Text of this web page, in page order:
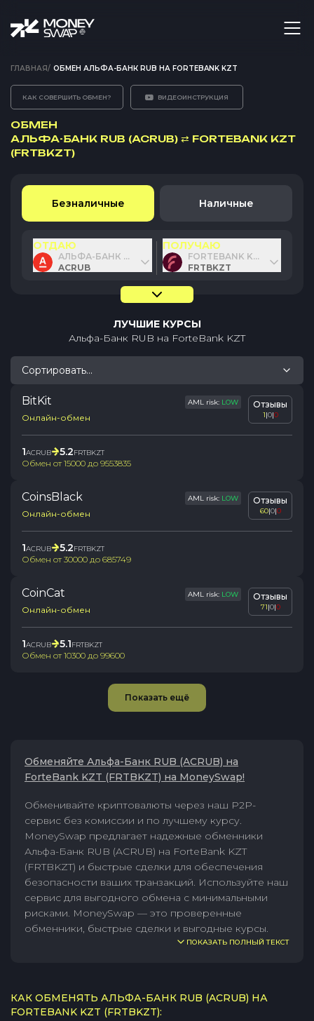
ГЛАВНАЯ/ ОБМЕН АЛЬФА-БАНК RUB НА FORTEBANK KZT
КАК СОВЕРШИТЬ ОБМЕН? ВИДЕОИНСТРУКЦИЯ
ОБМЕН
АЛЬФА-БАНК RUB (ACRUB) ⇄ FORTEBANK KZT
(FRTBKZT)
Безналичные Наличные
ОТДАЮ
АЛЬФА-БАНК RUB
ACRUB
ПОЛУЧАЮ
FORTEBANK KZT
FRTBKZT
ЛУЧШИЕ КУРСЫ
Альфа-Банк RUB на ForteBank KZT
Сортировать...
BitKit AML risk: LOW
Онлайн-обмен
Отзывы
1|0|0
1ACRUB 5.2FRTBKZT
Обмен от15000 до 9553835
CoinsBlack AML risk: LOW
Онлайн-обмен
Отзывы
60|0|0
1ACRUB 5.2FRTBKZT
Обмен от30000 до 685749
CoinCat AML risk: LOW
Онлайн-обмен
Отзывы
71|0|0
1ACRUB 5.1FRTBKZT
Обмен от10300 до 99600
Показать ещё
Обменяйте Альфа-Банк RUB (ACRUB) на
ForteBank KZT (FRTBKZT) на MoneySwap!
Обменивайте криптовалюты через наш P2P-
сервис без комиссии и по лучшему курсу.
MoneySwap предлагает надежные обменники
Альфа-Банк RUB (ACRUB) на ForteBank KZT
(FRTBKZT) и быстрые сделки для обеспечения
безопасности ваших транзакций. Используйте наш
сервис для выгодного обмена с минимальными
рисками. MoneySwap — это проверенные
обменники, быстрые сделки и выгодные курсы.
ПОКАЗАТЬ ПОЛНЫЙ ТЕКСТ
КАК ОБМЕНЯТЬ АЛЬФА-БАНК RUB (ACRUB) НА
FORTEBANK KZT (FRTBKZT):